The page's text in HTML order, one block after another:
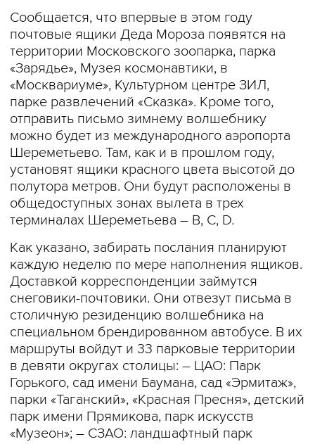
Сообщается, что впервые в этом году
почтовые ящики Деда Мороза появятся на
территории Московского зоопарка, парка
«Зарядье», Музея космонавтики, в
«Москвариуме», Культурном центре ЗИЛ,
парке развлечений «Сказка». Кроме того,
отправить письмо зимнему волшебнику
можно будет из международного аэропорта
Шереметьево. Там, как и в прошлом году,
установят ящики красного цвета высотой до
полутора метров. Они будут расположены в
общедоступных зонах вылета в трех
терминалах Шереметьева – B, С, D.
Как указано, забирать послания планируют
каждую неделю по мере наполнения ящиков.
Доставкой корреспонденции займутся
снеговики-почтовики. Они отвезут письма в
столичную резиденцию волшебника на
специальном брендированном автобусе. В их
маршруты войдут и 33 парковые территории
в девяти округах столицы: – ЦАО: Парк
Горького, сад имени Баумана, сад «Эрмитаж»,
парки «Таганский», «Красная Пресня», детский
парк имени Прямикова, парк искусств
«Музеон»; – СЗАО: ландшафтный парк